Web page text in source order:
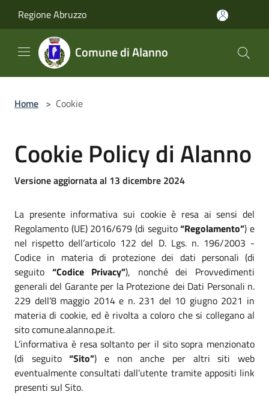
Regione Abruzzo
Comune di Alanno
Home > Cookie
Cookie Policy di Alanno
Versione aggiornata al 13 dicembre 2024
La presente informativa sui cookie è resa ai sensi del
Regolamento (UE) 2016/679 (di seguito“Regolamento”) e
nel rispetto dell’articolo 122 del D. Lgs. n. 196/2003 -
Codice in materia di protezione dei dati personali (di
seguito “Codice Privacy”), nonché dei Provvedimenti
generali del Garante per la Protezione dei Dati Personali n.
229 dell’8 maggio 2014 e n. 231 del 10 giugno 2021 in
materia di cookie, ed è rivolta a coloro che si collegano al
sito comune.alanno.pe.it.
L’informativa è resa soltanto per il sito sopra menzionato
(di seguito“Sito”) e non anche per altri siti web
eventualmente consultati dall’utente tramite appositi link
presenti sul Sito.